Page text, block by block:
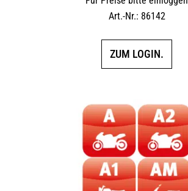
Art.-Nr.: 86142
ZUM LOGIN.